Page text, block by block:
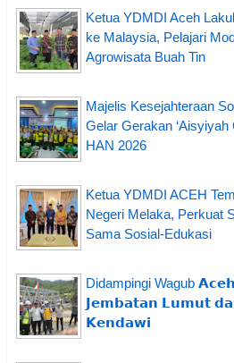
Ketua YDMDI Aceh
ke Malaysia, Pelajari
Agrowisata Buah Tin
Majelis Kesejahteraan
Gelar Gerakan
HAN 2026
Ketua YDMDI ACEH
Negeri Melaka, Perkuat
Sama Sosial-Edukasi
Didampingi Wagub
𝗝𝗲𝗺𝗯𝗮𝘁𝗮𝗻 𝗟𝘂𝗺𝘂𝘁
𝗞𝗲𝗻𝗱𝗮𝘄𝗶